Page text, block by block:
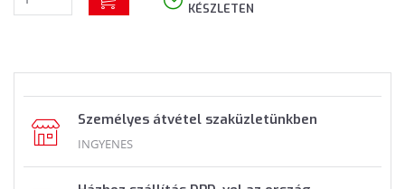
KÉSZLETEN
Személyes átvétel szaküzletünkben
INGYENES